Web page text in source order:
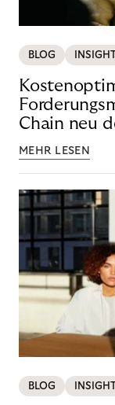
BLOG
Chain neu
MEHR LESEN
BLOG